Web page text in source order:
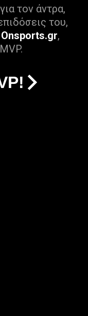
τον άντρα,
του,
Onsports.gr,